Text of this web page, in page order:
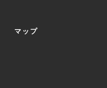
マップ